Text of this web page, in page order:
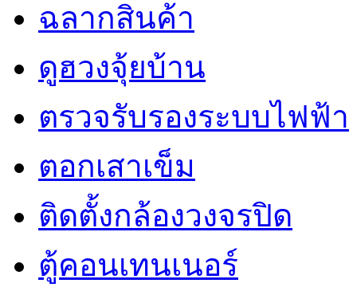
ฉลากสินค้า
ดูฮวงจุ้ยบ้าน
ตรวจรับรองระบบไฟฟ้า
ตอกเสาเข็ม
ติดตั้งกล้องวงจรปิด
ตู้คอนเทนเนอร์